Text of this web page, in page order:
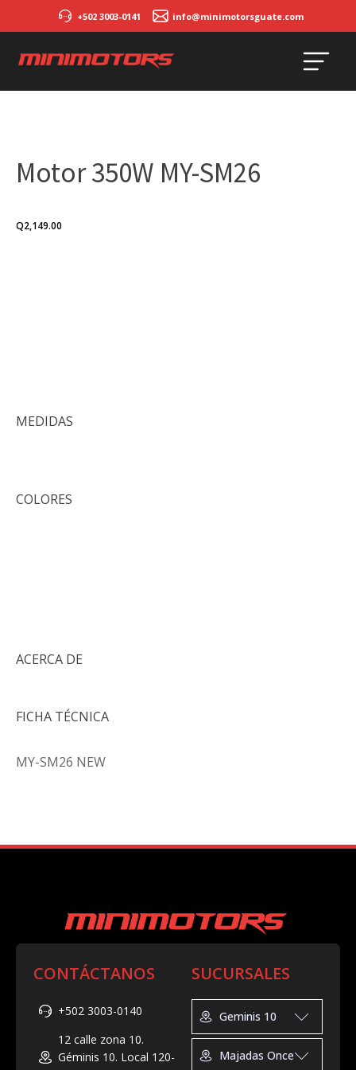
+502 3003-0141 info@minimotorsguate.com
Motor 350W MY-SM26
Q2,149.00
MEDIDAS
COLORES
ACERCA DE
FICHA TÉCNICA
MY-SM26 NEW
CONTÁCTANOS
+502 3003-0140
12 calle zona 10.
Géminis 10. Local 120-
SUCURSALES
Geminis 10
Geminis 10
Tel: +502 3025-2892
Majadas Once